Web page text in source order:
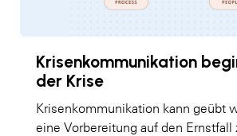
Krisenkommunikation
der Krise
Krisenkommunikation kann geübt
eine Vorbereitung auf den Ernstfall